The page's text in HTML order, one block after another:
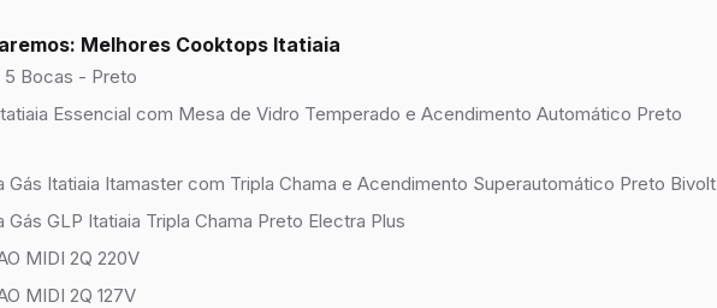
Melhores Cooktops Itatiaia
Bocas - Preto
Essencial com Mesa de Vidro Temperado e Acendimento Automático Preto
Itatiaia Itamaster com Tripla Chama e Acendimento Superautomático Preto Bivolt
GLP Itatiaia Tripla Chama Preto Electra Plus
MIDI 2Q 220V
MIDI 2Q 127V